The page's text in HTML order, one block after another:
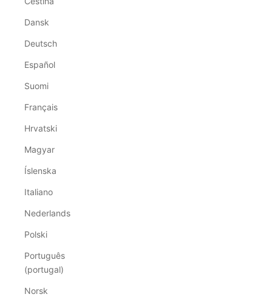
Dansk
Deutsch
Español
Suomi
Français
Hrvatski
Magyar
Íslenska
Italiano
Nederlands
Polski
Português
(portugal)
Norsk